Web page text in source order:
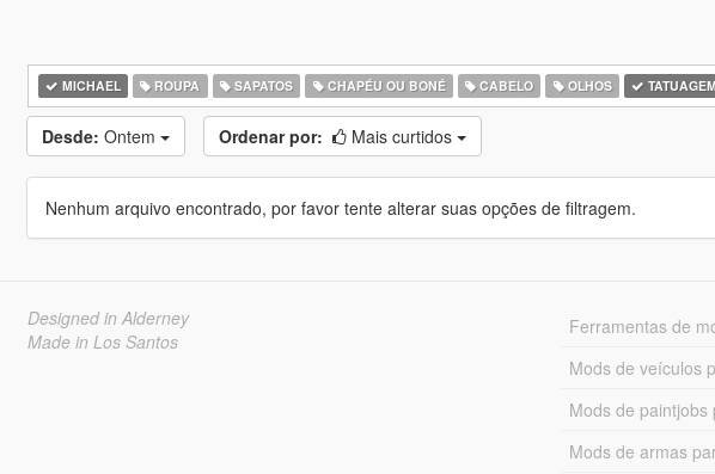
MICHAEL ROUPA SAPATOS CHAPÉU OU BONÉ CABELO OLHOS TATUAGEM
Desde: Ontem Ordenar por: Mais curtidos
Nenhum arquivo encontrado, por favor tente alterar suas opções de filtragem.
Designed in Alderney
Made in Los Santos
Ferramentas de
Mods de veículos
Mods de paintjobs
Mods de armas